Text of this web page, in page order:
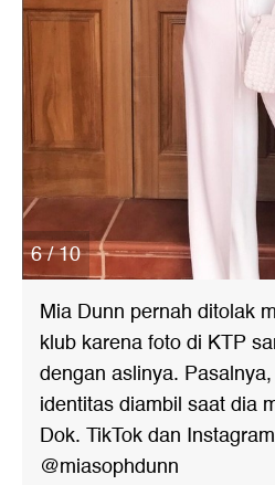
6 / 10
Mia Dunn pernah ditolak
klub karena foto di KTP
dengan aslinya.
identitas diambil saat dia
Dok. TikTok dan
@miasophdunn